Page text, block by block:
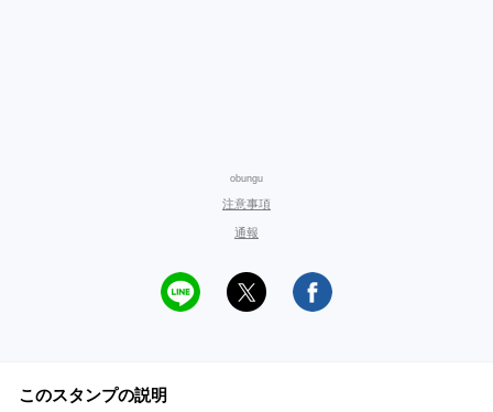
obungu
注意事項
通報
このスタンプの説明